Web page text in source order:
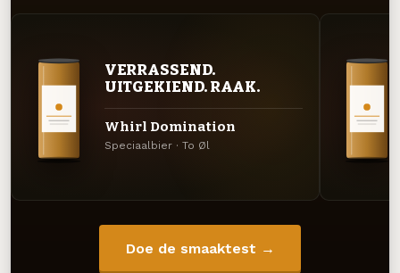
VERRASSEND.
UITGEKIEND. RAAK.
Whirl Domination
Speciaalbier · To Øl
Doe de smaaktest →